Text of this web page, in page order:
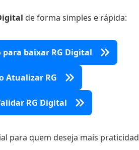
de forma simples e rápida:
para baixar RG Digital
Atualizar RG
RG Digital
para quem deseja mais